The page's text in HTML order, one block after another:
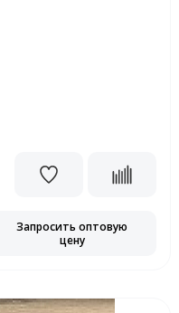
Запросить оптовую
цену